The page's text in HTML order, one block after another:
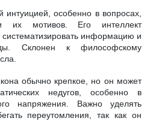
интуицией, особенно в вопросах,
их мотивов. Его интеллект
систематизировать информацию и
Склонен к философскому
обычно крепкое, но он может
недугов, особенно в
напряжения. Важно уделять
переутомления, так как он